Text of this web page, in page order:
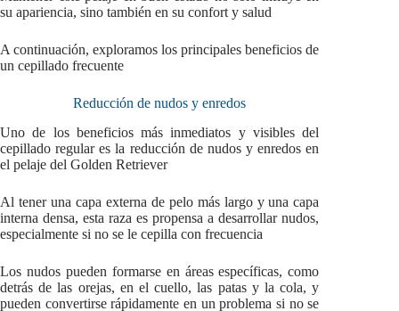
su apariencia, sino también en su confort y salud
A continuación, exploramos los principales beneficios de
un cepillado frecuente
Reducción de nudos y enredos
Uno de los beneficios más inmediatos y visibles del
cepillado regular es la reducción de nudos y enredos en
el pelaje del Golden Retriever
Al tener una capa externa de pelo más largo y una capa
interna densa, esta raza es propensa a desarrollar nudos,
especialmente si no se le cepilla con frecuencia
Los nudos pueden formarse en áreas específicas, como
detrás de las orejas, en el cuello, las patas y la cola, y
pueden convertirse rápidamente en un problema si no se